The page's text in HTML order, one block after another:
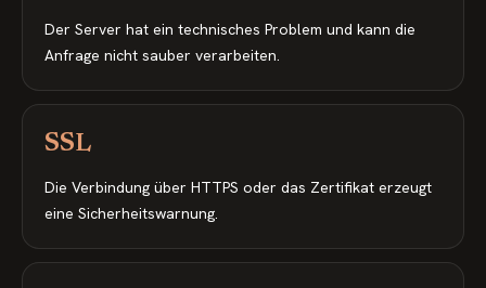
Der Server hat ein technisches Problem und kann die
Anfrage nicht sauber verarbeiten.
SSL
Die Verbindung über HTTPS oder das Zertifikat erzeugt
eine Sicherheitswarnung.